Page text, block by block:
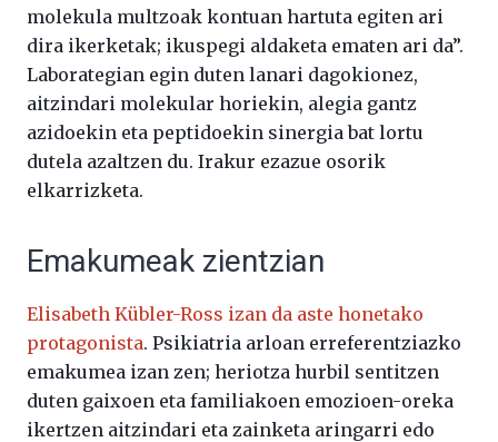
molekula multzoak kontuan hartuta egiten ari
dira ikerketak; ikuspegi aldaketa ematen ari da”.
Laborategian egin duten lanari dagokionez,
aitzindari molekular horiekin, alegia gantz
azidoekin eta peptidoekin sinergia bat lortu
dutela azaltzen du. Irakur ezazue osorik
elkarrizketa.
Emakumeak zientzian
Elisabeth Kübler-Ross izan da aste honetako
protagonista. Psikiatria arloan erreferentziazko
emakumea izan zen; heriotza hurbil sentitzen
duten gaixoen eta familiakoen emozioen-oreka
ikertzen aitzindari eta zainketa aringarri edo